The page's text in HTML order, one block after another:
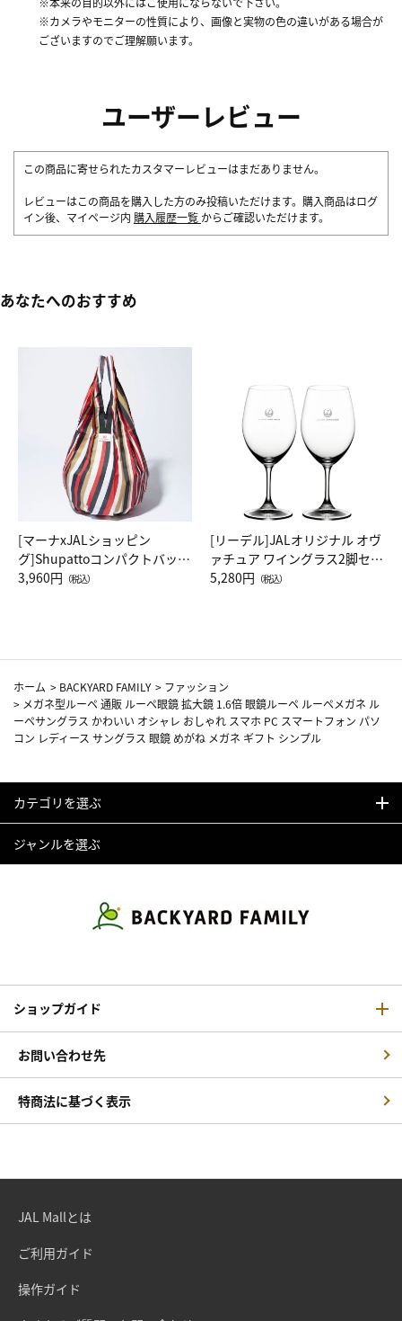
※カメラやモニターの性質により、画像と実物の色の違いがある場合が
ございますのでご理解願います。
ユーザーレビュー
この商品に寄せられたカスタマーレビューはまだありません。
レビューはこの商品を購入した方のみ投稿いただけます。購入商品はログ
イン後、マイページ内 購入履歴一覧 からご確認いただけます。
あなたへのおすすめ
[マーナxJALショッピン
グ]Shupattoコンパクトバッグ
Drop JAL客室乗務員（LC）ス
3,960円 （税込）
[リーデル]JALオリジナル オヴ
ァチュア ワイングラス2脚セッ
ト（レッドワイン）
5,280円 （税込）
ホーム > BACKYARD FAMILY > ファッション
> メガネ型ルーペ 通販 ルーペ眼鏡 拡大鏡 1.6倍 眼鏡ルーペ ルーペメガネ ル
ーペサングラス かわいい オシャレ おしゃれ スマホ PC スマートフォン パソ
コン レディース サングラス 眼鏡 めがね メガネ ギフト シンプル
カテゴリを選ぶ
ジャンルを選ぶ
ショップガイド
お問い合わせ先
特商法に基づく表示
JAL Mallとは
ご利用ガイド
操作ガイド